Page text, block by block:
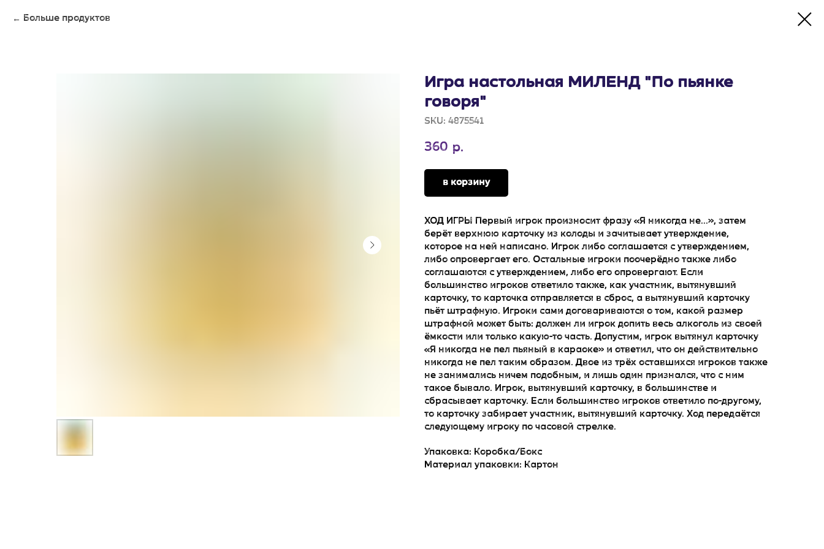
Больше продуктов
Игра настольная МИЛЕНД "По пьянке
говоря"
SKU: 4875541
360 р.
в корзину
ХОД ИГРЫ Первый игрок произносит фразу «Я никогда не...», затем
берёт верхнюю карточку из колоды и зачитывает утверждение,
которое на ней написано. Игрок либо соглашается с утверждением,
либо опровергает его. Остальные игроки поочерёдно также либо
соглашаются с утверждением, либо его опровергают. Если
большинство игроков ответило также, как участник, вытянувший
карточку, то карточка отправляется в сброс, а вытянувший карточку
пьёт штрафную. Игроки сами договариваются о том, какой размер
штрафной может быть: должен ли игрок допить весь алкоголь из своей
ёмкости или только какую-то часть. Допустим, игрок вытянул карточку
«Я никогда не пел пьяный в караоке» и ответил, что он действительно
никогда не пел таким образом. Двое из трёх оставшихся игроков также
не занимались ничем подобным, и лишь один признался, что с ним
такое бывало. Игрок, вытянувший карточку, в большинстве и
сбрасывает карточку. Если большинство игроков ответило по-другому,
то карточку забирает участник, вытянувший карточку. Ход передаётся
следующему игроку по часовой стрелке.
Упаковка: Коробка/Бокс
Материал упаковки: Картон